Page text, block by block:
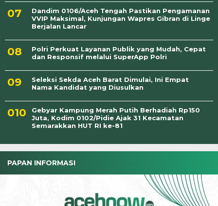
Dandim 0106/Aceh Tengah Pastikan Pengamanan
VVIP Maksimal, Kunjungan Wapres Gibran di Linge
Berjalan Lancar
Polri Perkuat Layanan Publik yang Mudah, Cepat
dan Responsif melalui SuperApp Polri
Seleksi Sekda Aceh Barat Dimulai, Ini Empat
Nama Kandidat yang Diusulkan
Gebyar Kampung Merah Putih Berhadiah Rp150
Juta, Kodim 0102/Pidie Ajak 31 Kecamatan
Semarakkan HUT RI ke-81
PAPAN INFORMASI